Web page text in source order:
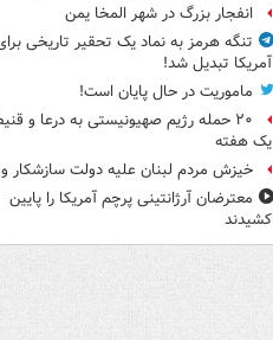
انفجار بزرگ در شهر المخا یمن
تنگه هرمز به نماد یک تحقیر تاریخی
آمریکا تبدیل شد!
ماموریت در حال پایان است!
۲۰ حمله رژیم صهیونیستی به درعا و
یک هفته
خیزش مردم لبنان علیه دولت سازشکار
معترضان آرژانتینی پرچم آمریکا را پایین
کشیدند